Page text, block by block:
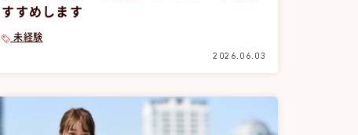
すすめします
未経験
2026.06.03